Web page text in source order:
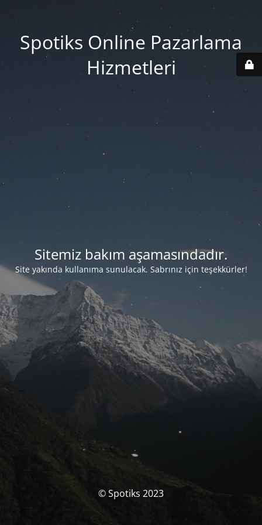
Spotiks Online Pazarlama
Hizmetleri
Sitemiz bakım aşamasındadır.
Site yakında kullanıma sunulacak. Sabrınız için teşekkürler!
© Spotiks 2023